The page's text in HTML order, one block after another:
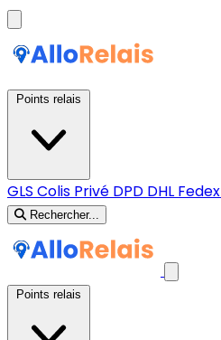
GLS Colis Privé DPD DHL Fedex
Rechercher...